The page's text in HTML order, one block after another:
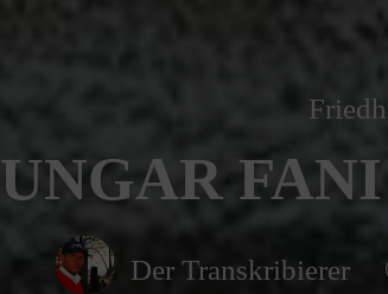
UNGAR
Der Transkribierer